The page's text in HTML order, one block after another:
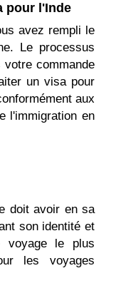
pour l'Inde
avez rempli le
Le processus
commande
un visa pour
aux
l'immigration en
doit avoir en sa
son identité et
voyage le plus
les voyages